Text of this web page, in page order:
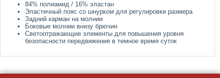
84% полиамид / 16% эластан
Эластичный пояс со шнурком для регулировки размера
Задний карман на молнии
Боковые молнии внизу брючин
Светоотражающие элементы для повышения уровня
безопасности передвижения в темное время суток